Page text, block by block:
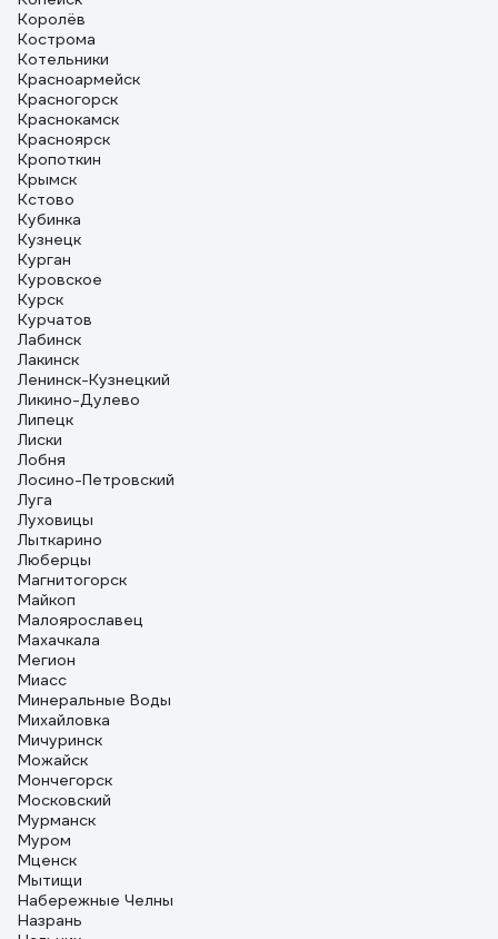
Королёв
Кострома
Котельники
Красноармейск
Красногорск
Краснокамск
Красноярск
Кропоткин
Крымск
Кстово
Кубинка
Кузнецк
Курган
Куровское
Курск
Курчатов
Лабинск
Лакинск
Ленинск-Кузнецкий
Ликино-Дулево
Липецк
Лиски
Лобня
Лосино-Петровский
Луга
Луховицы
Лыткарино
Люберцы
Магнитогорск
Майкоп
Малоярославец
Махачкала
Мегион
Миасс
Минеральные Воды
Михайловка
Мичуринск
Можайск
Мончегорск
Московский
Мурманск
Муром
Мценск
Мытищи
Набережные Челны
Назрань